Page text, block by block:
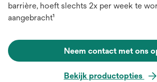
barrière, hoeft slechts 2x per week te
aangebracht¹
Neem contact met ons
Bekijk productopties